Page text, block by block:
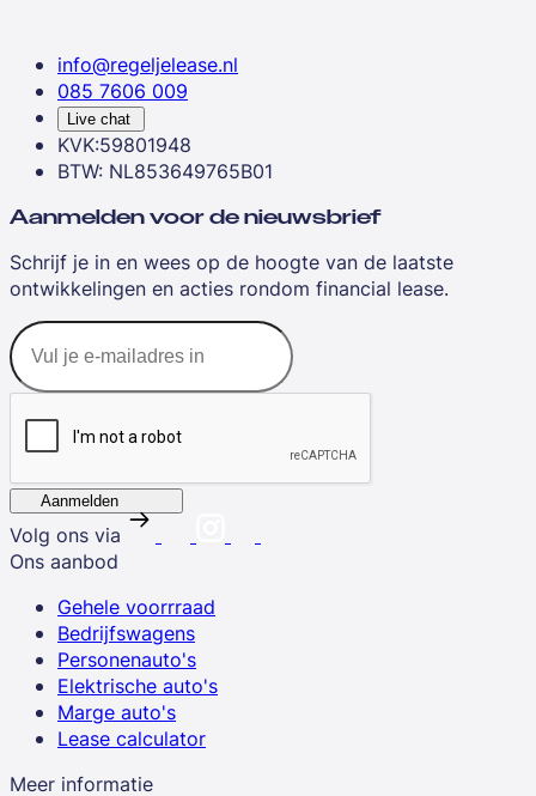
info@regeljelease.nl
085 7606 009
Live chat
KVK:59801948
BTW: NL853649765B01
Aanmelden voor de nieuwsbrief
Schrijf je in en wees op de hoogte van de laatste
ontwikkelingen en acties rondom financial lease.
Aanmelden
Volg ons via
Ons aanbod
Gehele voorrraad
Bedrijfswagens
Personenauto's
Elektrische auto's
Marge auto's
Lease calculator
Meer informatie